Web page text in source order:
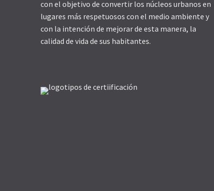
con el objetivo de convertir los núcleos urbanos en
lugares más respetuosos con el medio ambiente y
con la intención de mejorar de esta manera, la
calidad de vida de sus habitantes.